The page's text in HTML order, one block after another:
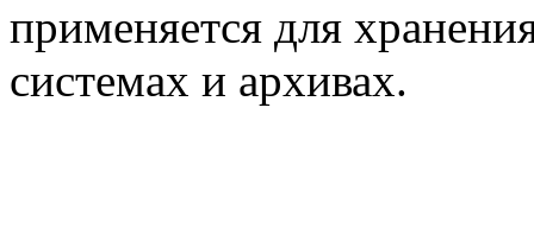
применяется для
системах и архивах.